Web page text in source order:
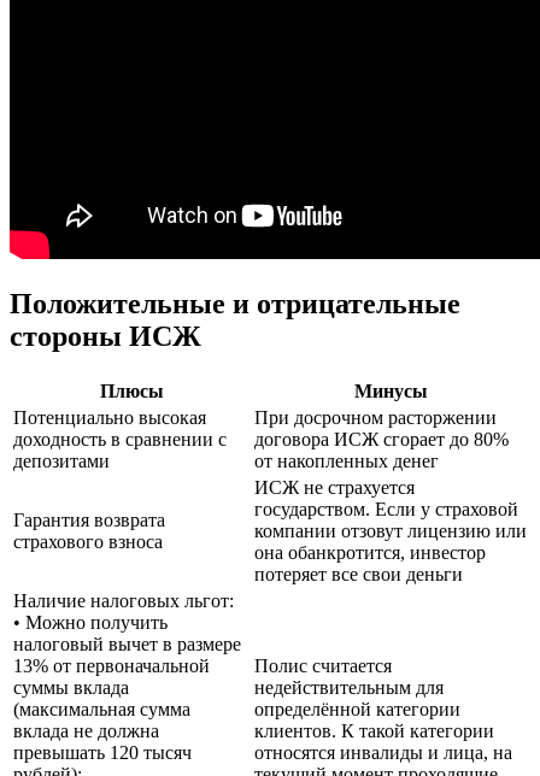
Положительные и отрицательные
стороны ИСЖ
Плюсы
Минусы
Потенциально высокая
доходность в сравнении с
депозитами
При досрочном расторжении
договора ИСЖ сгорает до 80%
от накопленных денег
Гарантия возврата
страхового взноса
ИСЖ не страхуется
государством. Если у страховой
компании отзовут лицензию или
она обанкротится, инвестор
потеряет все свои деньги
Наличие налоговых льгот:
• Можно получить
налоговый вычет в размере
13% от первоначальной
суммы вклада
(максимальная сумма
вклада не должна
превышать 120 тысяч
Полис считается
недействительным для
определённой категории
клиентов. К такой категории
относятся инвалиды и лица, на